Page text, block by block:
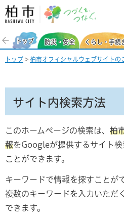
柏市 つづくを、
トップ 防災・安全 くらし・手続
トップ > 柏市オフィシャルウェブサイトの
サイト内検索方法
このホームページの検索は、 柏
報をGoogleが提供するサイト
ことができます。
キーワードで情報を探すことが
複数のキーワードを入力いただ
できます。